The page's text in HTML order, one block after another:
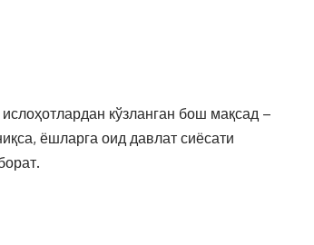
кўзланган бош мақсад –
ёшларга оид давлат сиёсати